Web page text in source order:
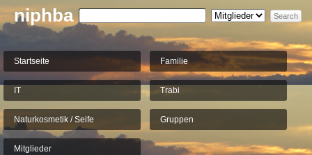
niphba
Startseite Familie
IT Trabi
Naturkosmetik / Seife Gruppen
Mitglieder